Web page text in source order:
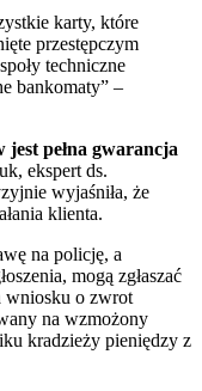
karty, które
przestępczym
techniczne
bankomaty” –
pełna gwarancja
ekspert ds.
wyjaśniła, że
klienta.
na policję, a
mogą zgłaszać
wniosku o zwrot
na wzmożony
kradzieży pieniędzy z